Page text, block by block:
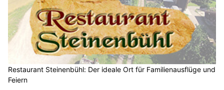
Restaurant Steinenbühl: Der ideale Ort für Familienausflüge und
Feiern